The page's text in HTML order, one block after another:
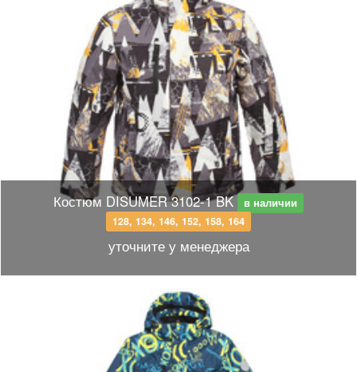
Костюм DISUMER 3102-1 BK
в наличии
128, 134, 146, 152, 158, 164
уточните у менеджера